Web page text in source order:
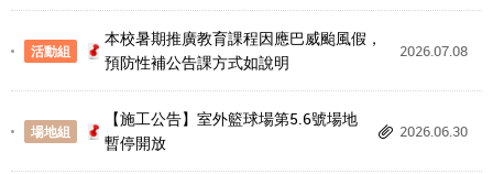
活動組
本校暑期推廣教育課程因應巴威颱風假，
預防性補公告課方式如說明
2026.07.08
場地組
【施工公告】室外籃球場第5.6號場地
暫停開放
2026.06.30